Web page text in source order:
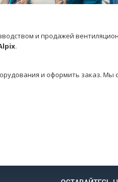
и продажей
.
и оформить заказ. Мы